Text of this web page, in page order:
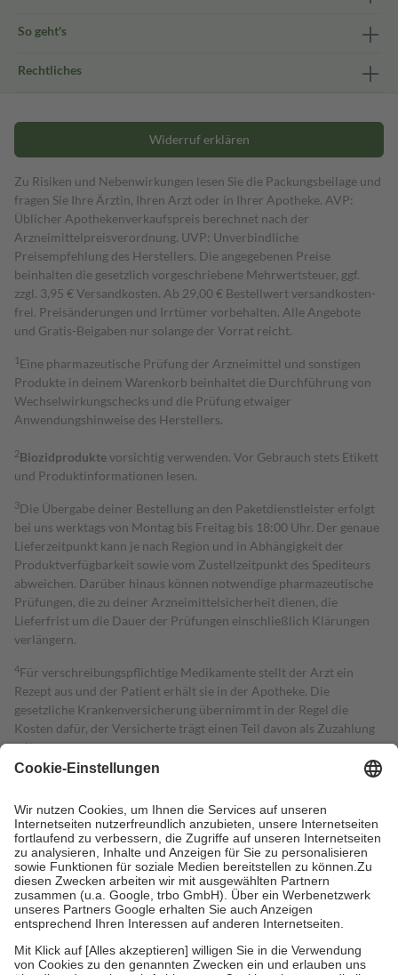
So geht's
Rechtliches
Widerruf erklären
Zu Risiken und Nebenwirkungen lesen Sie die Packungsbeilage und
fragen Sie Ihre Ärztin, Ihren Arzt oder in Ihrer Apotheke. AVP:
Üblicher Apothekenverkaufspreis berechnet nach der
Arzneimittelpreisverordnung. UVP: Unverbindliche
Preisempfehlung des Herstellers. Die angegebenen Preise
beinhalten die gesetzlich vorgeschriebene Mehrwertsteuer, ggf.
zzgl. 3,95 € Versandkosten. Ab 29,00 € Bestell­wert versand­kosten­
frei. Preisänderungen und Irrtümer vorbehalten. Alle Angebote
und Gratis-Beigaben nur solange der Vorrat reicht.
1 Eine pharmazeutische Prüfung der Arzneimittel und sonstigen
Produkte in deinem Warenkorb beinhaltet die Durchführung von
Wechselwirkungschecks und die Prüfung etwaiger
Anwendungshinweise des Herstellers.
2Biozidproduktevorsichtig verwenden. Vor Gebrauch stets Etikett
und Produktinformationen lesen.
3Die Übergabe deiner Bestellung an den Paketdienstleister erfolgt
bei uns werktags von Montag bis Freitag bis 18:00 Uhr. Der genaue
Lieferzeitpunkt kann je nach Region und in Abhängigkeit der
Produktverfügbarkeit sowie vom Zustellzeitpunkt des Spediteurs
abweichen. Darüber hinaus können notwendige pharmazeutische
Prüfungen, die zu deiner Arzneimittelsicherheit dienen, die
Lieferfrist um die Dauer der Prüfungen einschließlich Klärungen
verlängern.
4Für verschreibungspflichtige Medikamente stellt der Arzt ein
Rezept aus und der Patient erhält sie in der Apotheke. Die
gesetzliche Krankenversicherung übernimmt in der Regel die
Kosten dafür, der Versicherte trägt einen Teil davon als Zuzahlung
mit.
Grundsätzlich leisten Mitglieder Zuzahlungen in Höhe von zehn
höchstens zehn Euro.
Es sind jedoch nie mehr als die tatsächlichen
Kosten der Leistung zu entrichten.
Diese Regeln gelten grundsätzlich auch für Online-Apotheken.
Bei Heilmitteln und häuslicher Krankenpflege beträgt die
Zuzahlung zehn Prozent der Kosten sowie zehn Euro je
Verordnung.
Um das Engagement der Versicherten für ihre eigene Gesundheit zu
stärken und die besondere Stellung der Familie zu unterstützen,
fallenkeine Zuzahlungenan bei:
• Kindern und Jugendlichen bis zum vollendeten 18. Lebensjahr